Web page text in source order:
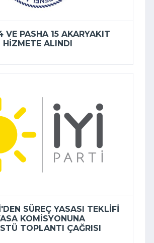
VE PASHA 15 AKARYAKIT
HIZMETE ALINDI
SÜREÇ YASASI TEKLIFI
KOMISYONUNA
TOPLANTI ÇAĞRISI